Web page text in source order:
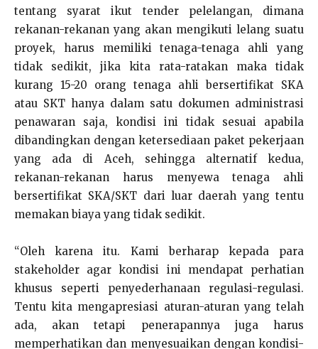
tentang syarat ikut tender pelelangan, dimana
rekanan-rekanan yang akan mengikuti lelang suatu
proyek, harus memiliki tenaga-tenaga ahli yang
tidak sedikit, jika kita rata-ratakan maka tidak
kurang 15-20 orang tenaga ahli bersertifikat SKA
atau SKT hanya dalam satu dokumen administrasi
penawaran saja, kondisi ini tidak sesuai apabila
dibandingkan dengan ketersediaan paket pekerjaan
yang ada di Aceh, sehingga alternatif kedua,
rekanan-rekanan harus menyewa tenaga ahli
bersertifikat SKA/SKT dari luar daerah yang tentu
memakan biaya yang tidak sedikit.
“Oleh karena itu. Kami berharap kepada para
stakeholder agar kondisi ini mendapat perhatian
khusus seperti penyederhanaan regulasi-regulasi.
Tentu kita mengapresiasi aturan-aturan yang telah
ada, akan tetapi penerapannya juga harus
memperhatikan dan menyesuaikan dengan kondisi-